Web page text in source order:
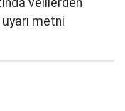
velilerden
metni